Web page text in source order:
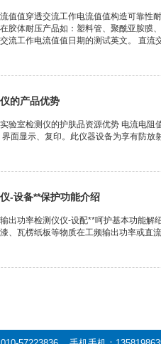
值值穿透交流工作电流值值构造可靠性
胶体耐压产品如：塑料管、聚酰亚胺膜
流工作电流值值日期的测试英文。 直流
的产品优势
验室检测仪的护肤品资源优势 电流电
面显示、复印。此仪器设备为享有防
-设备**保护功能介绍
出功率检测仪仪-设配**呵护基本功能解
、瓦楞纸板等物质在工频输出功率或直